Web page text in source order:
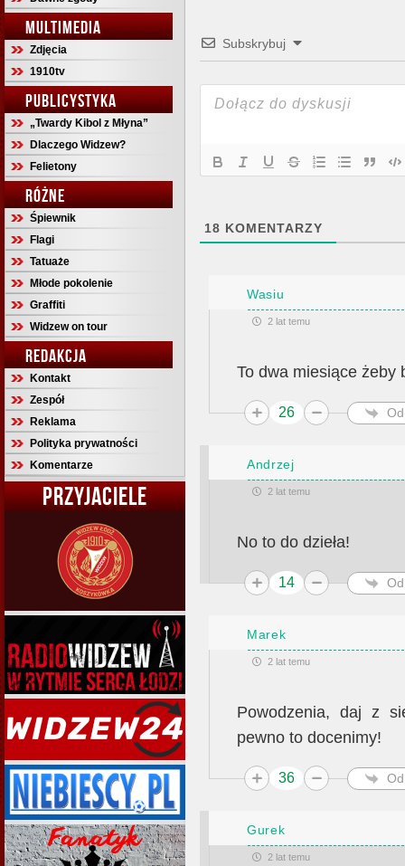
MULTIMEDIA
Zdjęcia
1910tv
PUBLICYSTYKA
„Twardy Kibol z Młyna”
Dlaczego Widzew?
Felietony
RÓŻNE
Śpiewnik
Flagi
Tatuaże
Młode pokolenie
Graffiti
Widzew on tour
REDAKCJA
Kontakt
Zespół
Reklama
Polityka prywatności
Komentarze
PRZYJACIELE
Subskrybuj
18 KOMENTARZY
Wasiu
2 lat temu
To dwa miesiące żeby
26
Andrzej
2 lat temu
No to do dzieła!
14
Marek
2 lat temu
Powodzenia, daj z
pewno to docenimy!
36
Gurek
2 lat temu